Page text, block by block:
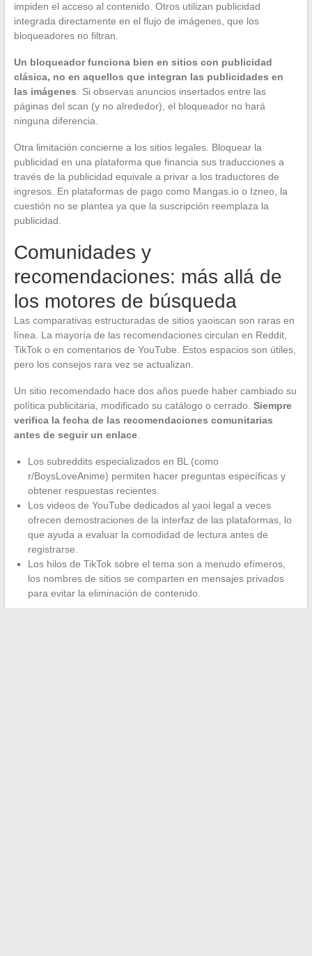
impiden el acceso al contenido. Otros utilizan publicidad
integrada directamente en el flujo de imágenes, que los
bloqueadores no filtran.
Un bloqueador funciona bien en sitios con publicidad
clásica, no en aquellos que integran las publicidades en
las imágenes. Si observas anuncios insertados entre las
páginas del scan (y no alrededor), el bloqueador no hará
ninguna diferencia.
Otra limitación concierne a los sitios legales. Bloquear la
publicidad en una plataforma que financia sus traducciones a
través de la publicidad equivale a privar a los traductores de
ingresos. En plataformas de pago como Mangas.io o Izneo, la
cuestión no se plantea ya que la suscripción reemplaza la
publicidad.
Comunidades y
recomendaciones: más allá de
los motores de búsqueda
Las comparativas estructuradas de sitios yaoiscan son raras en
línea. La mayoría de las recomendaciones circulan en Reddit,
TikTok o en comentarios de YouTube. Estos espacios son útiles,
pero los consejos rara vez se actualizan.
Un sitio recomendado hace dos años puede haber cambiado su
política publicitaria, modificado su catálogo o cerrado. Siempre
verifica la fecha de las recomendaciones comunitarias
antes de seguir un enlace.
Los subreddits especializados en BL (como
r/BoysLoveAnime) permiten hacer preguntas específicas y
obtener respuestas recientes.
Los videos de YouTube dedicados al yaoi legal a veces
ofrecen demostraciones de la interfaz de las plataformas, lo
que ayuda a evaluar la comodidad de lectura antes de
registrarse.
Los hilos de TikTok sobre el tema son a menudo efímeros,
los nombres de sitios se comparten en mensajes privados
para evitar la eliminación de contenido.